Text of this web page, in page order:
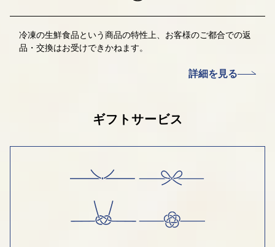
冷凍の生鮮食品という商品の特性上、お客様のご都合での返
品・交換はお受けできかねます。
詳細を見る
ギフトサービス